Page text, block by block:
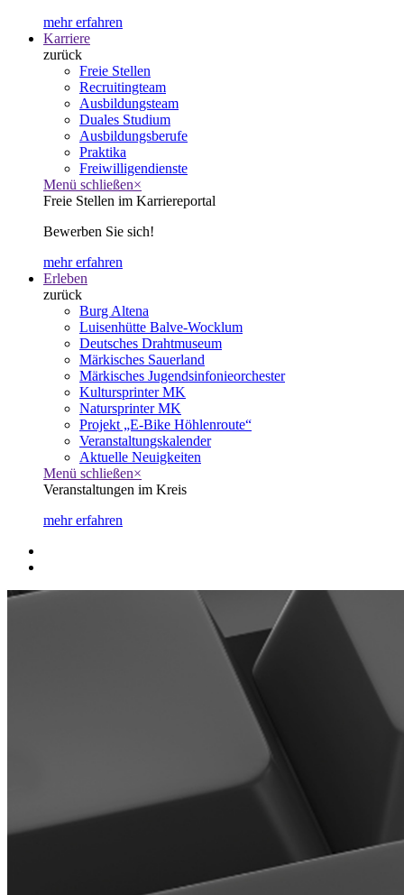
mehr erfahren
Karriere
zurück
Freie Stellen
Recruitingteam
Ausbildungsteam
Duales Studium
Ausbildungsberufe
Praktika
Freiwilligendienste
Menü schließen×
Freie Stellen im Karriereportal
Bewerben Sie sich!
mehr erfahren
Erleben
zurück
Burg Altena
Luisenhütte Balve-Wocklum
Deutsches Drahtmuseum
Märkisches Sauerland
Märkisches Jugendsinfonieorchester
Kultursprinter MK
Natursprinter MK
Projekt „E-Bike Höhlenroute“
Veranstaltungskalender
Aktuelle Neuigkeiten
Menü schließen×
Veranstaltungen im Kreis
mehr erfahren